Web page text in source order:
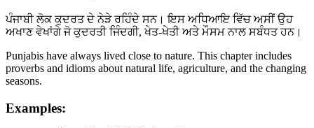
ਪੰਜਾਬੀ ਲੋਕ ਕੁਦਰਤ ਦੇ ਨੇੜੇ ਰਹਿੰਦੇ ਸਨ। ਇਸ ਅਧਿਆਇ ਵਿੱਚ ਅਸੀਂ ਉਹ
ਅਖਾਣ ਵੇਖਾਂਗੇ ਜੋ ਕੁਦਰਤੀ ਜਿੰਦਗੀ, ਖੇਤ-ਖੇਤੀ ਅਤੇ ਮੌਸਮ ਨਾਲ ਸਬੰਧਤ ਹਨ।
Punjabis have always lived close to nature. This chapter includes
proverbs and idioms about natural life, agriculture, and the changing
seasons.
Examples: